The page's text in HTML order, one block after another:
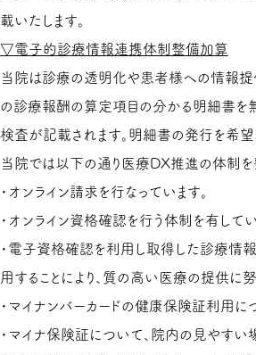
載いたします。
▽電子的診療情報連携体制整備加算
当院は診療の透明化や患者様への情報提
の診療報酬の算定項目の分かる明細書を
検査が記載されます。明細書の発行を希望
当院では以下の通り医療DX推進の体制を
・オンライン請求を行なっています。
・オンライン資格確認を行う体制を有してい
・電子資格確認を利用し取得した診療情報
用することにより、質の高い医療の提供に努
・マイナンバーカードの健康保険証利用に
・マイナ保険証について、院内の見やすい